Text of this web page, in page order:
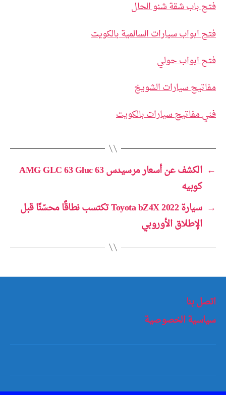
فتح باب شقة شنو الحال
فتح ابواب سيارات السالمية بالكويت
فتح ابواب حولي
مفاتيح سيارات الشويخ
فني مفاتيح سيارات بالكويت
←
الكشف عن أسعار مرسيدس AMG GLC 63 Gluc 63
كوبيه
→
سيارة 2022 Toyota bZ4X تكتسب نطاقًا محسّنًا قبل
الإطلاق الأوروبي
اتصل بنا
سياسية الخصوصية